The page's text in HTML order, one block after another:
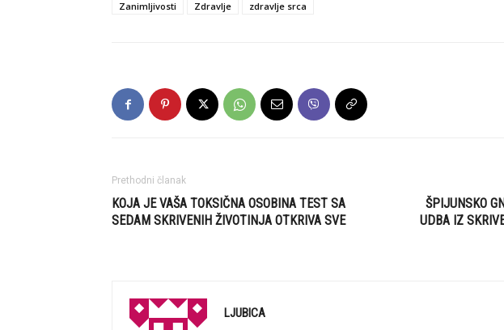
Zanimljivosti
Zdravlje zdravlje srca
Prethodni članak
KOJA JE VAŠA TOKSIČNA OSOBINA TEST SA
SEDAM SKRIVENIH ŽIVOTINJA OTKRIVA SVE
ŠPIJUNSKO
UDBA IZ
LJUBICA